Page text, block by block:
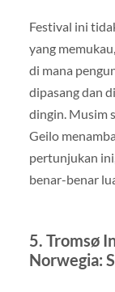
Festival ini
yang
di mana
dipasang dan
dingin. Musim
Geilo
pertunjukan
benar-benar
5. Tromsø
Norwegia: